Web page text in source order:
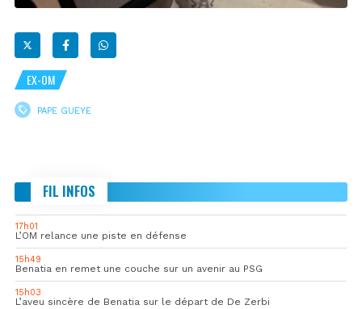
EX-OM
PAPE GUEYE
FIL INFOS
17h01
L’OM relance une piste en défense
15h49
Benatia en remet une couche sur un avenir au PSG
15h03
L’aveu sincère de Benatia sur le départ de De Zerbi